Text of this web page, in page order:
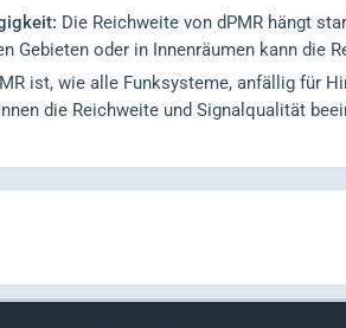
Die Reichweite von dPMR hängt
Gebieten oder in Innenräumen kann die
ist, wie alle Funksysteme, anfällig für
die Reichweite und Signalqualität